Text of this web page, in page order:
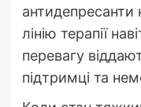
лінію терапії
перевагу
підтримці та